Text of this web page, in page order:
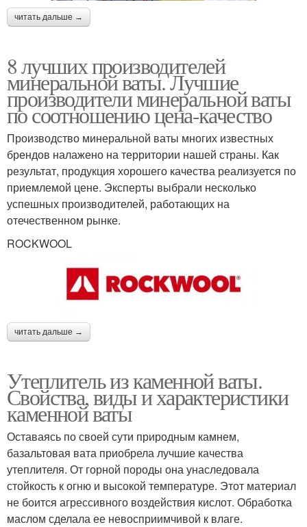
читать дальше →
8 лучших производителей
минеральной ваты. Лучшие
производители минеральной ваты
по соотношению цена-качество
Производство минеральной ваты многих известных
брендов налажено на территории нашей страны. Как
результат, продукция хорошего качества реализуется по
приемлемой цене. Эксперты выбрали несколько
успешных производителей, работающих на
отечественном рынке.
ROCKWOOL
читать дальше →
Утеплитель из каменной ваты.
Свойства, виды и характеристики
каменной ваты
Оставаясь по своей сути природным камнем,
базальтовая вата приобрела лучшие качества
утеплителя. От горной породы она унаследовала
стойкость к огню и высокой температуре. Этот материал
не боится агрессивного воздействия кислот. Обработка
маслом сделала ее невосприимчивой к влаге.